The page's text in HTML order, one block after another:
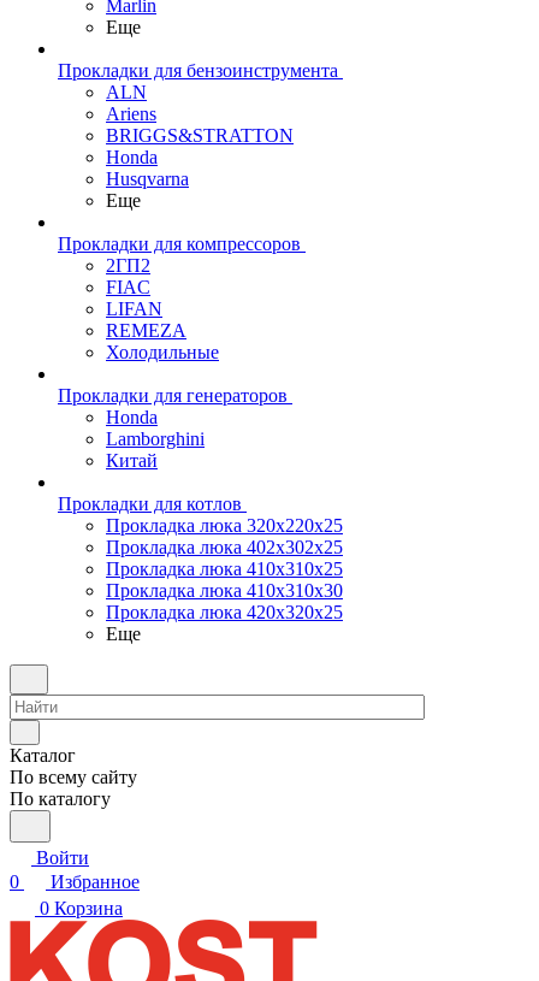
Marlin
Еще
Прокладки для бензоинструмента
ALN
Ariens
BRIGGS&STRATTON
Honda
Husqvarna
Еще
Прокладки для компрессоров
2ГП2
FIAC
LIFAN
REMEZA
Холодильные
Прокладки для генераторов
Honda
Lamborghini
Китай
Прокладки для котлов
Прокладка люка 320x220x25
Прокладка люка 402x302x25
Прокладка люка 410x310x25
Прокладка люка 410х310х30
Прокладка люка 420x320x25
Еще
Каталог
По всему сайту
По каталогу
Войти
0
Избранное
0 Корзина